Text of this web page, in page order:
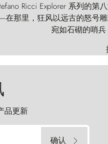
Ricci Explorer 系列的第
那里，狂风以远古的怒号雕
宛如石砌的哨兵
品更新
确认